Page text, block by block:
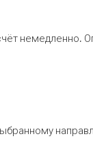
немедленно.